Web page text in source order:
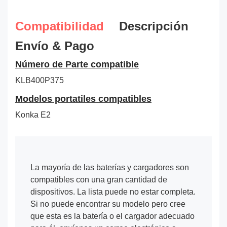
Compatibilidad
Descripción
Envío & Pago
Número de Parte compatible
KLB400P375
Modelos portatiles compatibles
Konka E2
La mayoría de las baterías y cargadores son
compatibles con una gran cantidad de
dispositivos. La lista puede no estar completa.
Si no puede encontrar su modelo pero cree
que esta es la batería o el cargador adecuado